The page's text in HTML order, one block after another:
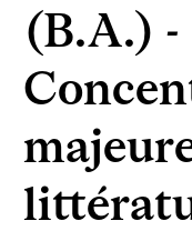
(B.A.) -